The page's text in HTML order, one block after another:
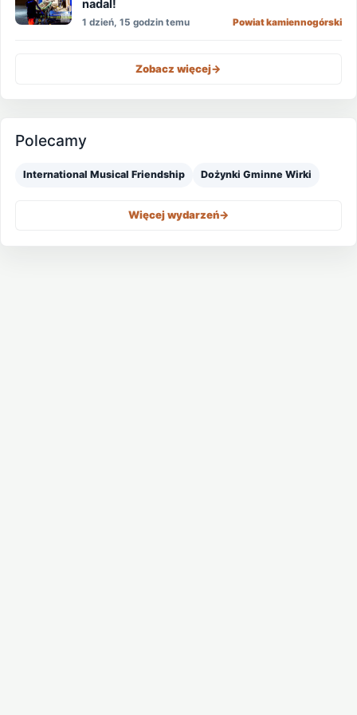
nadal!
1 dzień, 15 godzin temu Powiat kamiennogórski
Zobacz więcej->
Polecamy
International Musical Friendship Dożynki Gminne Wirki
Więcej wydarzeń->